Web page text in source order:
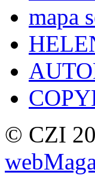
mapa
© CZI